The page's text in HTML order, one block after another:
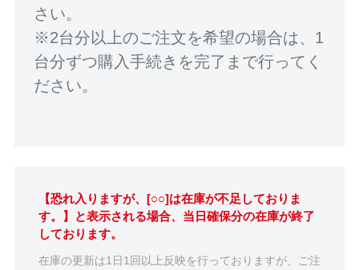
さい。
※2台分以上のご注文を希望の場合は、1
台分ずつ購入手続きを完了まで行ってく
ださい。
【恐れ入りますが、[○○]は在庫が不足しておりま
す。】と表示される場合、当日確保分の在庫が終了
しております。
在庫の更新は1日1回以上反映を行っておりますが、ご注